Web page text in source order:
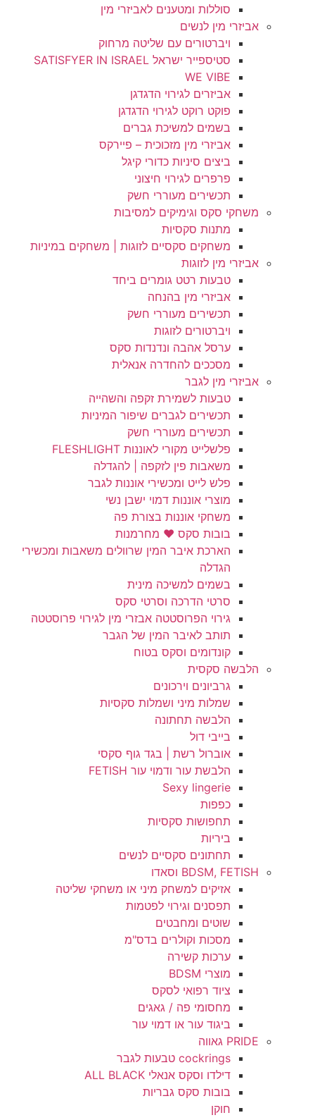
סוללות ומטענים לאביזרי מין
אביזרי מין לנשים
ויברטורים עם שליטה מרחוק
סטיספייר ישראל SATISFYER IN ISRAEL
WE VIBE
אביזרים לגירוי הדגדגן
פוקט רוקט לגירוי הדגדגן
בשמים למשיכת גברים
אביזרי מין מזכוכית – פיירקס
ביצים סיניות כדורי קיגל
פרפרים לגירוי חיצוני
תכשירים מעוררי חשק
משחקי סקס וגימיקים למסיבות
מתנות סקסיות
משחקים סקסיים לזוגות | משחקים במיניות
אביזרי מין לזוגות
טבעות רטט גומרים ביחד
אביזרי מין בהנחה
תכשירים מעוררי חשק
ויברטורים לזוגות
ערסל אהבה ונדנדות סקס
מסככים להחדרה אנאלית
אביזרי מין לגבר
טבעות לשמירת זקפה והשהייה
תכשירים לגברים שיפור המיניות
תכשירים מעוררי חשק
פלשלייט מקורי לאוננות FLESHLIGHT
משאבות פין לזקפה | להגדלה
פלש לייט ומכשירי אוננות לגבר
מוצרי אוננות דמוי ישבן נשי
משחקי אוננות בצורת פה
בובות סקס ❤️ מחרמנות
הארכת איבר המין שרוולים משאבות ומכשירי
הגדלה
בשמים למשיכה מינית
סרטי הדרכה וסרטי סקס
גירוי הפרוסטטה אבזרי מין לגירוי פרוסטטה
תותב לאיבר המין של הגבר
קונדומים וסקס בטוח
הלבשה סקסית
גרביונים וירכונים
שמלות מיני ושמלות סקסיות
הלבשה תחתונה
בייבי דול
אוברול רשת | בגד גוף סקסי
הלבשת עור ודמוי עור FETISH
Sexy lingerie
כפפות
תחפושות סקסיות
ביריות
תחתונים סקסיים לנשים
BDSM, FETISH וסאדו
אזיקים למשחק מיני או משחקי שליטה
תפסנים וגירוי לפטמות
שוטים ומחבטים
מסכות וקולרים בדס"מ
ערכות קשירה
מוצרי BDSM
ציוד רפואי לסקס
מחסומי פה / גאגים
ביגוד עור או דמוי עור
PRIDE גאווה
cockrings טבעות לגבר
דילדו וסקס אנאלי ALL BLACK
בובות סקס גבריות
חוקן